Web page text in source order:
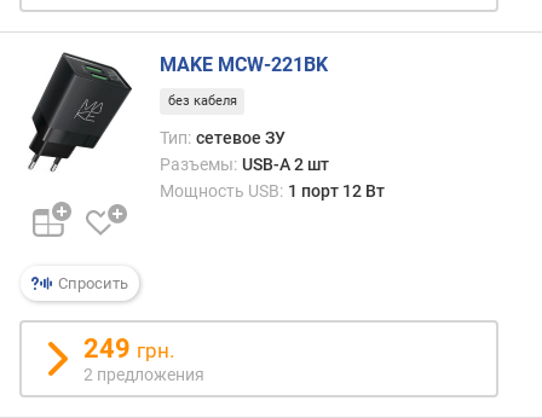
о
т
е
ш
е
в
х
к
д
о
р
о
Спросить
MAKE MCW-221BK
без кабеля
Тип: сетевое ЗУ
Разъемы: USB-A 2 шт
Мощность USB: 1 порт 12 Вт
249 грн.
2 предложения